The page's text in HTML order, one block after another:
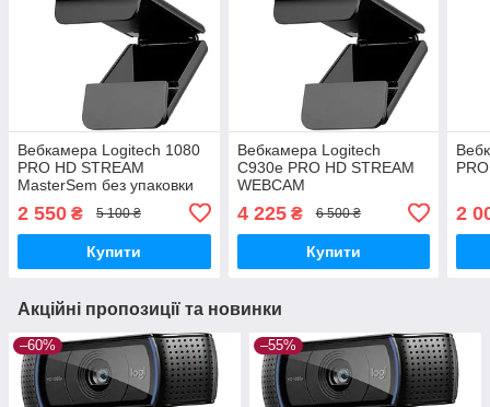
Вебкамера Logitech 1080
PRO HD STREAM
MasterSem без упаковки
2 550 ₴ 5 100 ₴
Купити
Вебкамера Logitech
C930е PRO HD STREAM
WEBCAM
4 225₴ 6 500 ₴
Купити
2
Акційні пропозиції та новинки
–60% –55%